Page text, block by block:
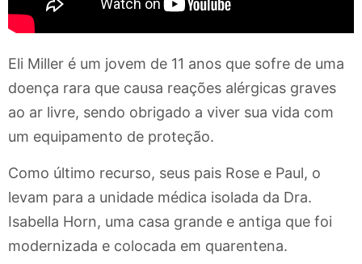
Eli Miller é um jovem de 11 anos que sofre de uma
doença rara que causa reações alérgicas graves
ao ar livre, sendo obrigado a viver sua vida com
um equipamento de proteção.
Como último recurso, seus pais Rose e Paul, o
levam para a unidade médica isolada da Dra.
Isabella Horn, uma casa grande e antiga que foi
modernizada e colocada em quarentena.